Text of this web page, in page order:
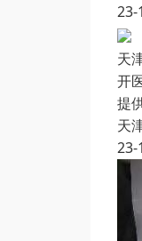
23-
天
开
提
天
23-